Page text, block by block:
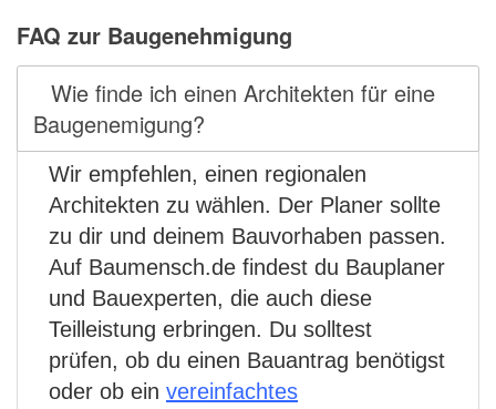
FAQ zur Baugenehmigung
Wie finde ich einen Architekten für eine
Baugenemigung?
Wir empfehlen, einen regionalen
Architekten zu wählen. Der Planer sollte
zu dir und deinem Bauvorhaben passen.
Auf Baumensch.de findest du Bauplaner
und Bauexperten, die auch diese
Teilleistung erbringen. Du solltest
prüfen, ob du einen Bauantrag benötigst
oder ob ein vereinfachtes